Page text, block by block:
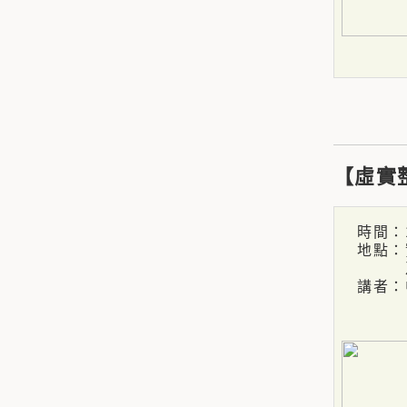
【虛
時間：
地點：
講者：